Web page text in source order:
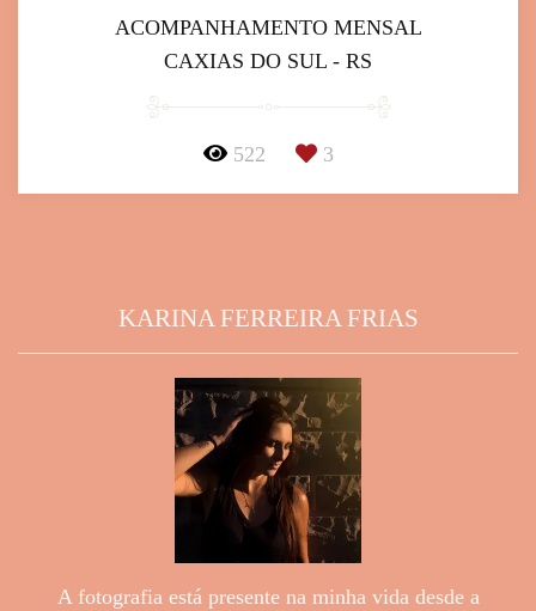
ACOMPANHAMENTO MENSAL
CAXIAS DO SUL - RS
522 3
KARINA FERREIRA FRIAS
A fotografia está presente na minha vida desde a